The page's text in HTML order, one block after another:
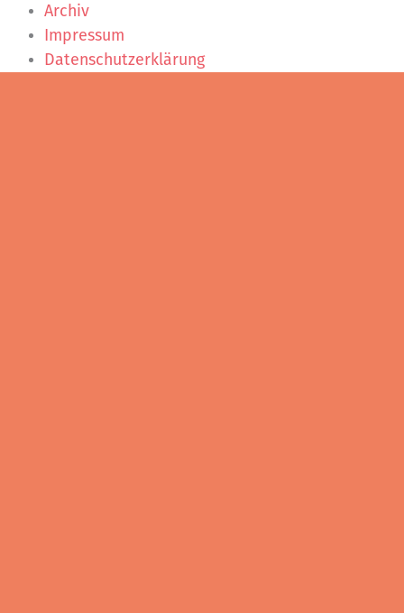
Archiv
Impressum
Datenschutzerklärung